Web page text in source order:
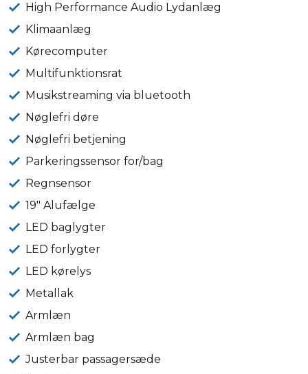
High Performance Audio Lydanlæg
Klimaanlæg
Kørecomputer
Multifunktionsrat
Musikstreaming via bluetooth
Nøglefri døre
Nøglefri betjening
Parkeringssensor for/bag
Regnsensor
19" Alufælge
LED baglygter
LED forlygter
LED kørelys
Metallak
Armlæn
Armlæn bag
Justerbar passagersæde